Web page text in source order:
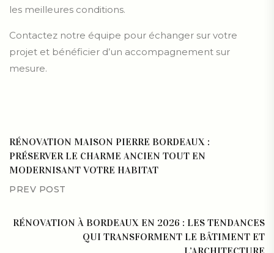
les meilleures conditions.
Contactez notre équipe pour échanger sur votre
projet et bénéficier d’un accompagnement sur
mesure.
RÉNOVATION MAISON PIERRE BORDEAUX :
PRÉSERVER LE CHARME ANCIEN TOUT EN
MODERNISANT VOTRE HABITAT
PREV POST
RÉNOVATION À BORDEAUX EN 2026 : LES TENDANCES
QUI TRANSFORMENT LE BÂTIMENT ET